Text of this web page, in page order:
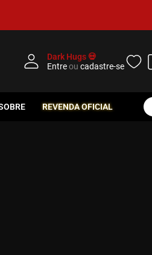
Dark Hugs 💀
Entreou cadastre-se
REVENDA OFICIAL